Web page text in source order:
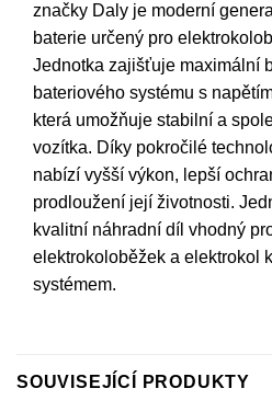
značky Daly je moderní
baterie určený pro
Jednotka zajišťuje maximální
bateriového systému s
která umožňuje stabilní a
vozítka. Díky pokročilé
nabízí vyšší výkon, lepší
prodloužení její životnosti.
kvalitní náhradní díl vhodný
elektrokoloběžek a elektrokol
systémem.
SOUVISEJÍCÍ PRODUKTY